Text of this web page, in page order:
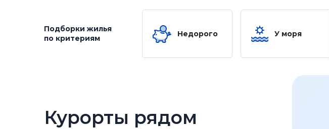
Подборки жилья
по критериям
Недорого У моря
Курорты рядом